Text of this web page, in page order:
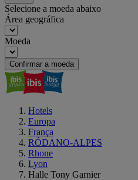
Selecione a moeda abaixo
Área geográfica
Moeda
Confirmar a moeda
Hotels
Europa
França
RÓDANO-ALPES
Rhone
Lyon
Halle Tony Garnier